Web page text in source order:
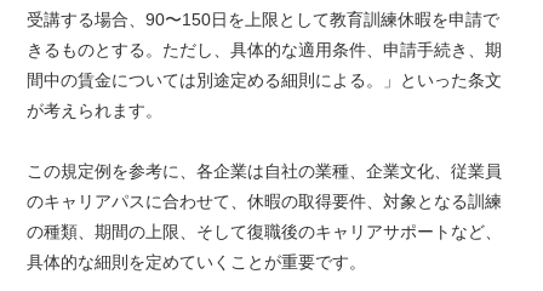
受講する場合、90〜150日を上限として教育訓練休暇を申請で
きるものとする。ただし、具体的な適用条件、申請手続き、期
間中の賃金については別途定める細則による。」といった条文
が考えられます。
この規定例を参考に、各企業は自社の業種、企業文化、従業員
のキャリアパスに合わせて、休暇の取得要件、対象となる訓練
の種類、期間の上限、そして復職後のキャリアサポートなど、
具体的な細則を定めていくことが重要です。